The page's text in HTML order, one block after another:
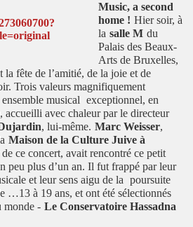
Music, a second
home ! Hier soir, à
la salle M du
Palais des Beaux-
Arts de Bruxelles,
la fête de l’amitié, de la joie et de
Trois valeurs magnifiquement
ensemble musical exceptionnel, en
accueilli avec chaleur par le directeur
, lui-même. Marc Weisser,
Maison de la Culture Juive à
ce concert, avait rencontré ce petit
peu plus d’un an. Il fut frappé par leur
et leur sens aigu de la poursuite
…13 à 19 ans, et ont été sélectionnés
monde - Le Conservatoire Hassadna